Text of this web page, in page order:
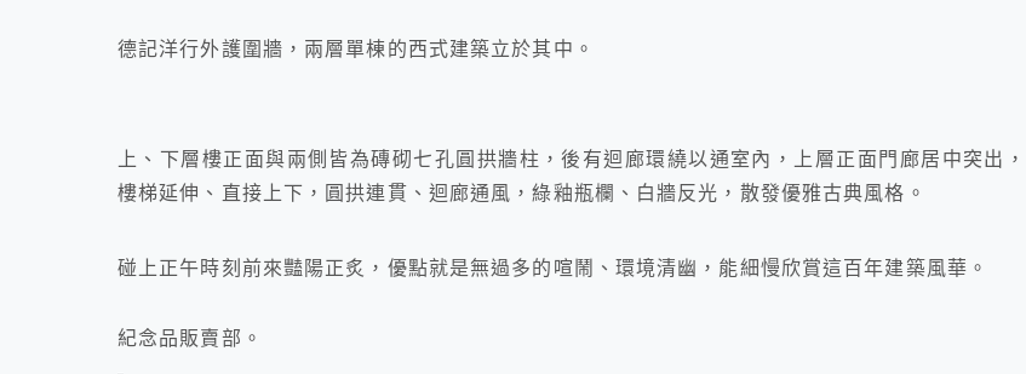
德記洋行外護圍牆，兩層單棟的西式建築立於其中。
上、下層樓正面與兩側皆為磚砌七孔圓拱牆柱，後有迴廊環繞以通室內，上層正面門廊居中突出，
樓梯延伸、直接上下，圓拱連貫、迴廊通風，綠釉瓶欄、白牆反光，散發優雅古典風格。
碰上正午時刻前來豔陽正炙，優點就是無過多的喧鬧、環境清幽，能細慢欣賞這百年建築風華。
紀念品販賣部。